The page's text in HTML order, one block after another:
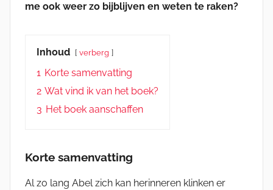
me ook weer zo bijblijven en weten te raken?
Inhoud verberg
1 Korte samenvatting
2 Wat vind ik van het boek?
3 Het boek aanschaffen
Korte samenvatting
Al zo lang Abel zich kan herinneren klinken er